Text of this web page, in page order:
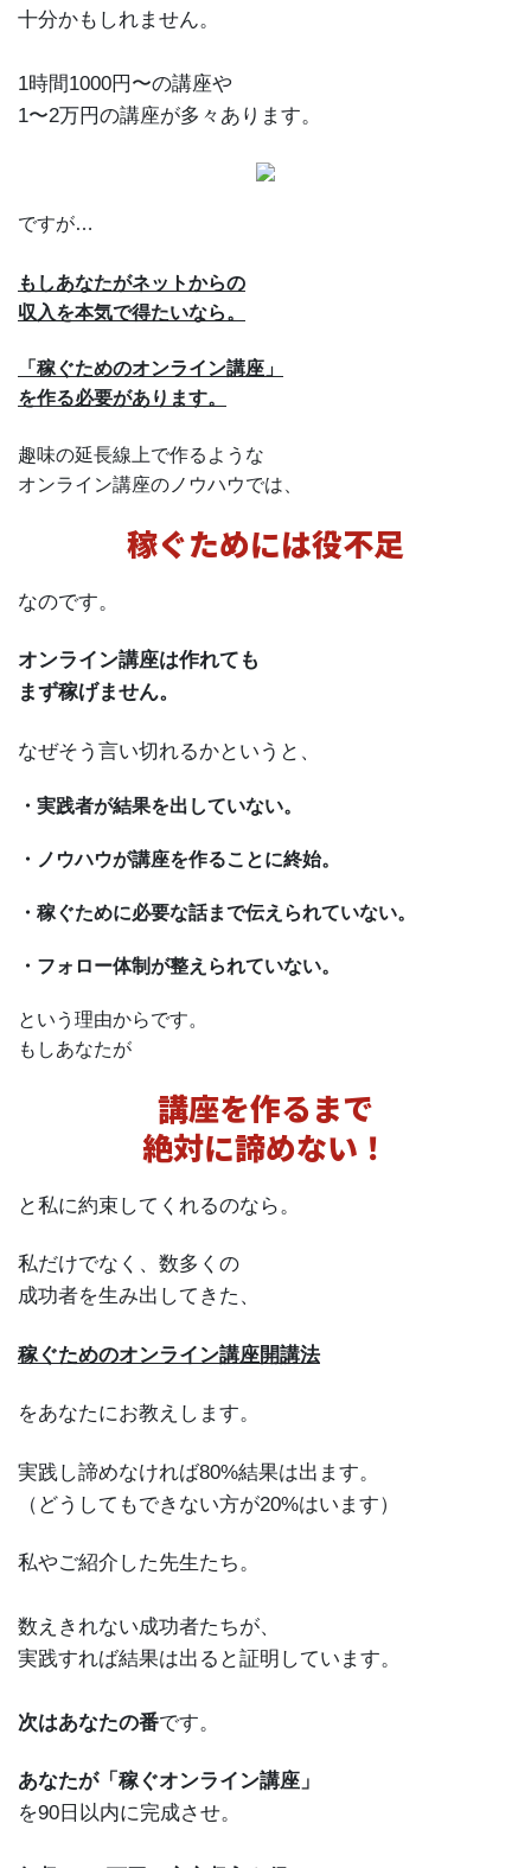
十分かもしれません。
1時間1000円〜の講座や
1〜2万円の講座が多々あります。
ですが…
もしあなたがネットからの
収入を本気で得たいなら。
「稼ぐためのオンライン講座」
を作る必要があります。
趣味の延長線上で作るような
オンライン講座のノウハウでは、
稼ぐためには役不足
なのです。
オンライン講座は作れても
まず稼げません。
なぜそう言い切れるかというと、
・実践者が結果を出していない。
・ノウハウが講座を作ることに終始。
・稼ぐために必要な話まで伝えられていない。
・フォロー体制が整えられていない。
という理由からです。
もしあなたが
講座を作るまで
絶対に諦めない！
と私に約束してくれるのなら。
私だけでなく、数多くの
成功者を生み出してきた、
稼ぐためのオンライン講座開講法
をあなたにお教えします。
実践し諦めなければ80%結果は出ます。
（どうしてもできない方が20%はいます）
私やご紹介した先生たち。
数えきれない成功者たちが、
実践すれば結果は出ると証明しています。
次はあなたの番です。
あなたが「稼ぐオンライン講座」
を90日以内に完成させ。